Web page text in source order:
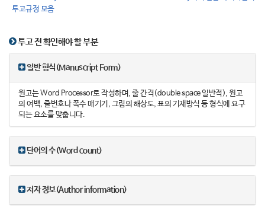
투고규정 모음
투고 전 확인해야 할 부분
일반 형식(Manuscript Form)
원고는 Word Processor로 작성하며, 줄 간격(double space 일반적), 원고
의 여백, 줄번호나 쪽수 매기기, 그림의 해상도, 표의 기재방식 등 형식에 요구
되는 요소를 맞춥니다.
단어의 수(Word count)
저자 정보(Author information)